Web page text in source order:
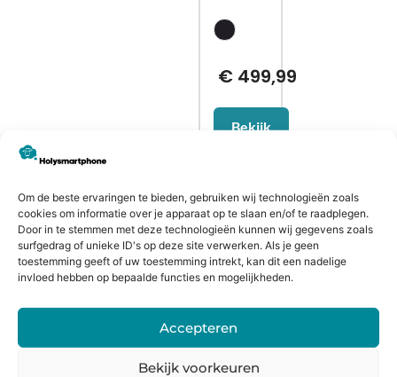
Om de beste ervaringen te bieden, gebruiken wij technologieën zoals
cookies om informatie over je apparaat op te slaan en/of te raadplegen.
Door in te stemmen met deze technologieën kunnen wij gegevens zoals
surfgedrag of unieke ID's op deze site verwerken. Als je geen
toestemming geeft of uw toestemming intrekt, kan dit een nadelige
invloed hebben op bepaalde functies en mogelijkheden.
Accepteren
Bekijk voorkeuren
€499,99
Bekijk
CONTACTGEGEVENS
Heiligeweg 43A
1561 DE, Krommenie
info@holysmartphone.nl